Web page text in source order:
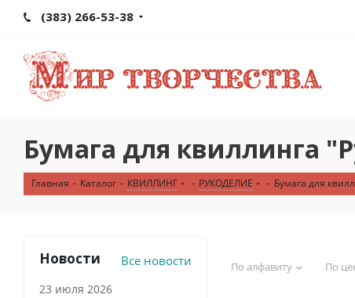
(383) 266-53-38
Бумага для квиллинга
Главная - Каталог - КВИЛЛИНГ - РУКОДЕЛИЕ - Бумага для
По алфавиту По
Новости Все новости
23 июля 2026